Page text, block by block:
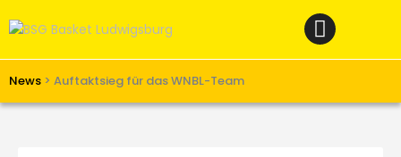
News > Auftaktsieg für das WNBL-Team
Verein